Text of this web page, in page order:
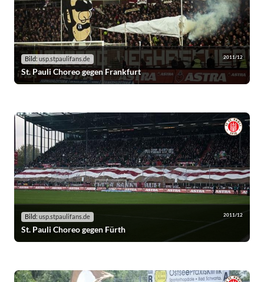
Bild: usp.stpaulifans.de 2011/12
St. Pauli Choreo gegen Frankfurt
Bild: usp.stpaulifans.de 2011/12
St. Pauli Choreo gegen Fürth